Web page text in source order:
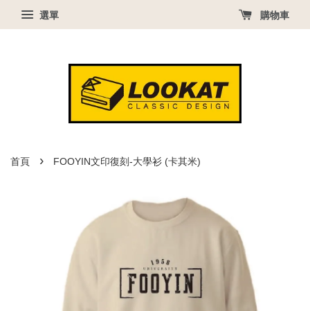
選單 購物車
首頁 › FOOYIN文印復刻-大學衫 (卡其米)